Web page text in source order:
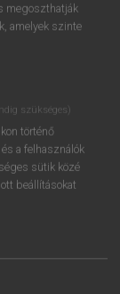
megoszthatják
amelyek szinte
szükséges)
történő
a felhasználók
sütik közé
beállításokat